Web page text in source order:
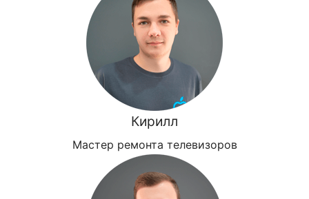
Кирилл
Мастер ремонта телевизоров